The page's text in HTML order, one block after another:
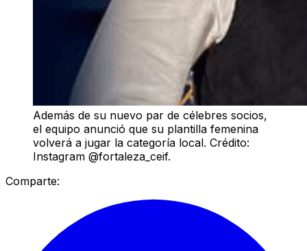
Además de su nuevo par de célebres socios,
el equipo anunció que su plantilla femenina
volverá a jugar la categoría local. Crédito:
Instagram @fortaleza_ceif.
Comparte: